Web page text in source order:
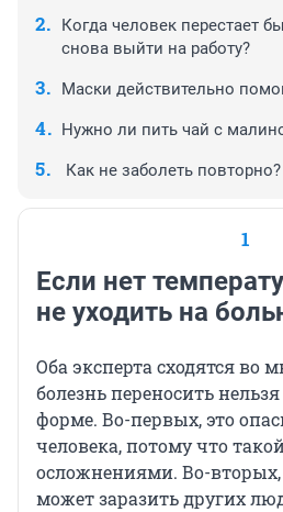
Когда человек перестает
снова выйти на работу?
Маски действительно
Нужно ли пить чай с
Как не заболеть повторно?
1
Если нет
не уходить на
Оба эксперта сходятся во
болезнь переносить
форме. Во-первых, это
человека, потому что
осложнениями. Во-
может заразить других